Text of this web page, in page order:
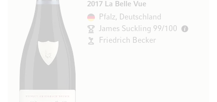
2017 La Belle Vue
Pfalz, Deutschland
James Suckling 99/100
Friedrich Becker